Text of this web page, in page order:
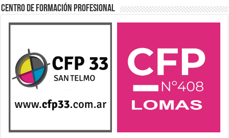
Centro de Formación Profesional